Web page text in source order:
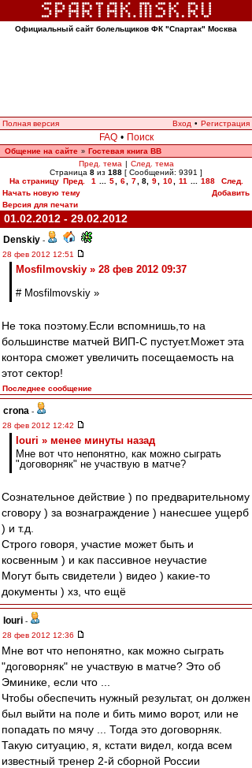
Официальный сайт болельщиков ФК "Спартак" Москва
Полная версия Вход • Регистрация
FAQ • Поиск
Общение на сайте » Гостевая книга ВВ
Пред. тема | След. тема
Страница 8 из 188 [ Сообщений: 9391 ]
На страницу Пред. 1 5 6 7 8, 9 10 11 188
След.
Начать новую тему
Добавить
Версия для печати
01.02.2012 - 29.02.2012
Denskiy -
28 фев 2012 12:51
Mosfilmovskiy » 28 фев 2012 09:37
# Mosfilmovskiy »
Не тока поэтому.Если вспомнишь,то на
большинстве матчей ВИП-С пустует.Может эта
контора сможет увеличить посещаемость на
этот сектор!
Последнее сообщение
crona -
28 фев 2012 12:42
Iouri » менее минуты назад
Мне вот что непонятно, как можно сыграть
"договорняк" не участвую в матче?
Сознательное действие ) по предварительному
сговору ) за вознаграждение ) нанесшее ущерб
) и т.д.
Строго говоря, участие может быть и
косвенным ) и как пассивное неучастие
Могут быть свидетели ) видео ) какие-то
документы ) хз, что ещё
Iouri -
28 фев 2012 12:36
Мне вот что непонятно, как можно сыграть
"договорняк" не участвую в матче? Это об
Эминике, если что ...
Чтобы обеспечить нужный результат, он должен
был выйти на поле и бить мимо ворот, или не
попадать по мячу ... Тогда это договорняк.
Такую ситуацию, я, кстати видел, когда всем
известный тренер 2-й сборной России